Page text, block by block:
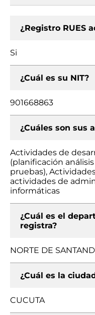
¿Registro RUES
Si
¿Cuál es su NIT?
901668863
¿Cuáles son sus
Actividades de
(planificación
pruebas),
actividades de
informáticas
¿Cuál es el
registra?
NORTE DE
¿Cuál es la
CUCUTA